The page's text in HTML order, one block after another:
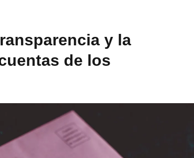
y la
de los